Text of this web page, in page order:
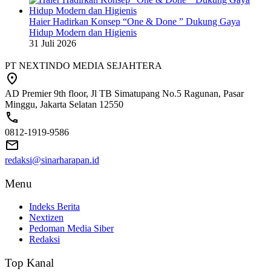
Haier Hadirkan Konsep “One & Done ” Dukung Gaya
Hidup Modern dan Higienis
31 Juli 2026
PT NEXTINDO MEDIA SEJAHTERA
AD Premier 9th floor, Jl TB Simatupang No.5 Ragunan, Pasar
Minggu, Jakarta Selatan 12550
0812-1919-9586
redaksi@sinarharapan.id
Menu
Indeks Berita
Nextizen
Pedoman Media Siber
Redaksi
Top Kanal